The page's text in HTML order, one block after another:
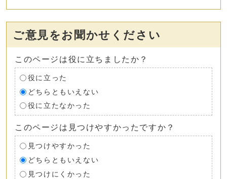
ご意見をお聞かせください
このページは役に立ちましたか？
役に立った
どちらともいえない
役に立たなかった
このページは見つけやすかったですか？
見つけやすかった
どちらともいえない
見つけにくかった